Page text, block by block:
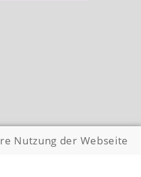
Nutzung der Webseite